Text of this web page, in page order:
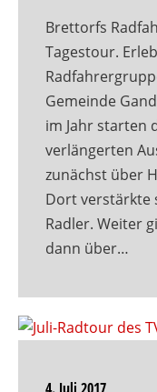
Brettorfs
Tagestour.
Gemeinde
im Jahr starten
verlängerten
zunächst über
Dort verstärkte
Radler. Weiter
dann über…